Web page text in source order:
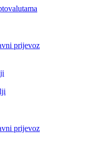
prijevoz
prijevoz